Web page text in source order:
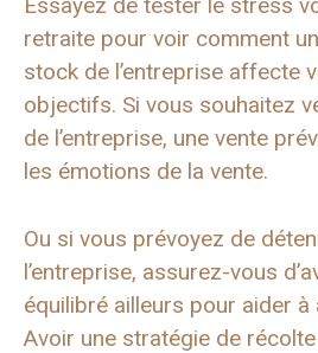
Essayez de tester le stress
retraite pour voir comment
stock de l’entreprise affecte
objectifs. Si vous souhaitez
de l’entreprise, une vente
les émotions de la vente.
Ou si vous prévoyez de
l’entreprise, assurez-vous
équilibré ailleurs pour aider à
Avoir une stratégie de